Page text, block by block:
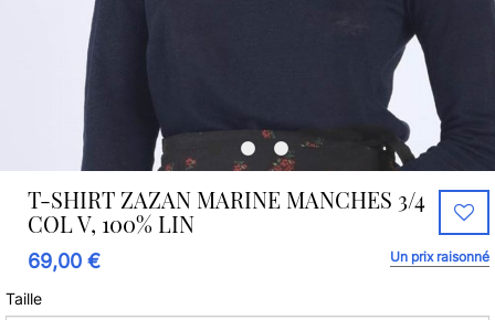
T-SHIRT ZAZAN MARINE MANCHES 3/4
COL V, 100% LIN
69,00 € Un prix raisonné
Taille